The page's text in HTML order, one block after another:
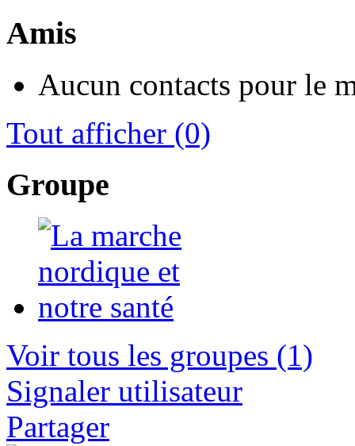
Amis
Aucun contacts pour le
Tout afficher (0)
Groupe
Voir tous les groupes (1)
Signaler utilisateur
Partager